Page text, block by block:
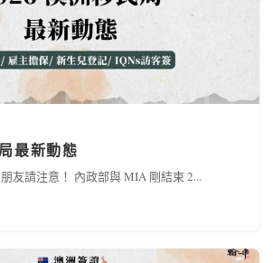
最新動態
友請注意！ 內政部與 MIA 剛結束 2...